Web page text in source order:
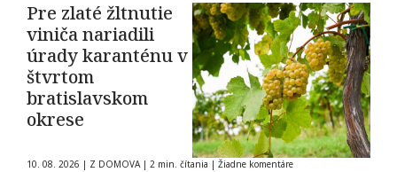
Pre zlaté žltnutie
viniča nariadili
úrady karanténu v
štvrtom
bratislavskom
okrese
10. 08. 2026 | Z DOMOVA | 2 min. čítania | Žiadne komentáre